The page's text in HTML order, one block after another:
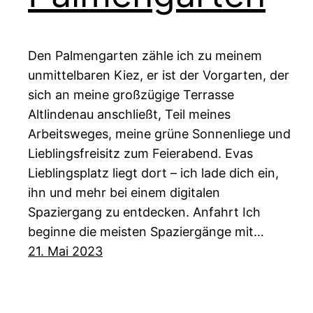
Den Palmengarten zähle ich zu meinem
unmittelbaren Kiez, er ist der Vorgarten, der
sich an meine großzügige Terrasse
Altlindenau anschließt, Teil meines
Arbeitsweges, meine grüne Sonnenliege und
Lieblingsfreisitz zum Feierabend. Evas
Lieblingsplatz liegt dort – ich lade dich ein,
ihn und mehr bei einem digitalen
Spaziergang zu entdecken. Anfahrt Ich
beginne die meisten Spaziergänge mit…
21. Mai 2023